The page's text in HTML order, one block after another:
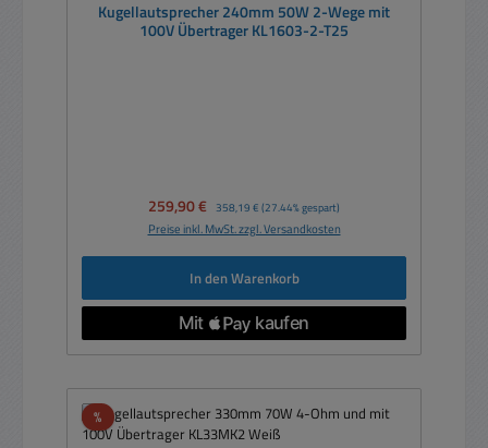
Kugellautsprecher 240mm 50W 2-Wege mit
100V Übertrager KL1603-2-T25
Verkaufspreis:
259,90 € Regulärer Preis:
358,19 € (27.44% gespart)
Preise inkl. MwSt. zzgl. Versandkosten
In den Warenkorb
%Rabatt